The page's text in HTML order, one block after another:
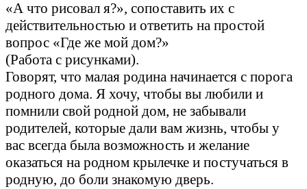
«А что рисовал я?», сопоставить их с
действительностью и ответить на простой
вопрос «Где же мой дом?»
(Работа с рисунками).
Говорят, что малая родина начинается с порога
родного дома. Я хочу, чтобы вы любили и
помнили свой родной дом, не забывали
родителей, которые дали вам жизнь, чтобы у
вас всегда была возможность и желание
оказаться на родном крылечке и постучаться в
родную, до боли знакомую дверь.